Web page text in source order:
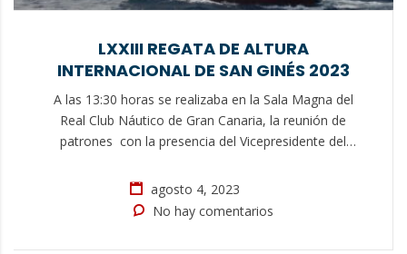
LXXIII REGATA DE ALTURA
INTERNACIONAL DE SAN GINÉS 2023
A las 13:30 horas se realizaba en la Sala Magna del
Real Club Náutico de Gran Canaria, la reunión de
patrones con la presencia del Vicepresidente del
RCNGC D. Alejandro Martín Santana, el Presidente
de la Federación Insular de Vela D. David Pérez
Ramboux, que ostentaba la…
agosto 4, 2023
No hay comentarios